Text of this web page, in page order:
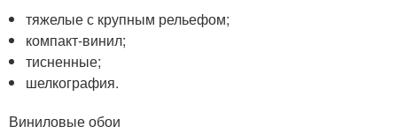
тяжелые с крупным рельефом;
компакт-винил;
тисненные;
шелкография.
Виниловые обои